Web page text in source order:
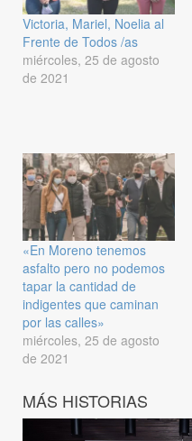
Victoria, Mariel, Noelia al
Frente de Todos /as
miércoles, 25 de agosto
de 2021
«En Moreno tenemos
asfalto pero no podemos
tapar la cantidad de
indigentes que caminan
por las calles»
miércoles, 25 de agosto
de 2021
MÁS HISTORIAS